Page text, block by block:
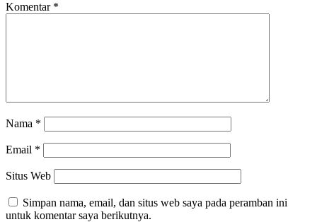
Komentar *
Nama *
Email *
Situs Web
Simpan nama, email, dan situs web saya pada peramban ini
untuk komentar saya berikutnya.